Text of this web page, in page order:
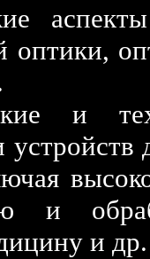
оптики,
и
устройств
и
и др.